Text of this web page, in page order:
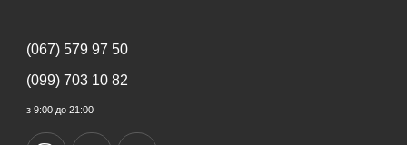
(067) 579 97 50
(099) 703 10 82
з 9:00 до 21:00